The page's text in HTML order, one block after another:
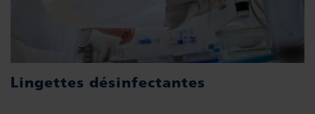
Lingettes désinfectantes